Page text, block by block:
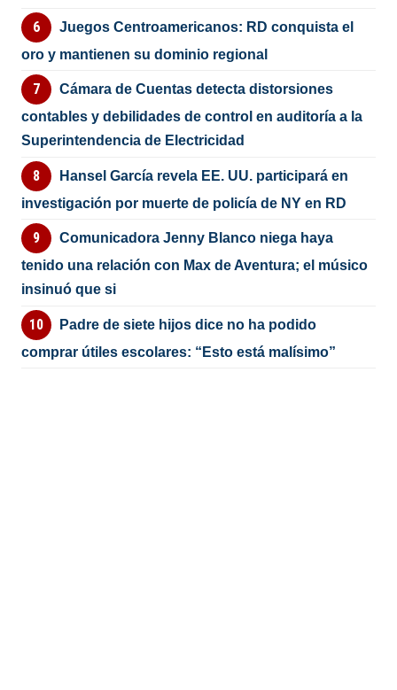
Juegos Centroamericanos: RD conquista el
oro y mantienen su dominio regional
Cámara de Cuentas detecta distorsiones
contables y debilidades de control en auditoría a la
Superintendencia de Electricidad
Hansel García revela EE. UU. participará en
investigación por muerte de policía de NY en RD
Comunicadora Jenny Blanco niega haya
tenido una relación con Max de Aventura; el músico
insinuó que si
Padre de siete hijos dice no ha podido
comprar útiles escolares: “Esto está malísimo”